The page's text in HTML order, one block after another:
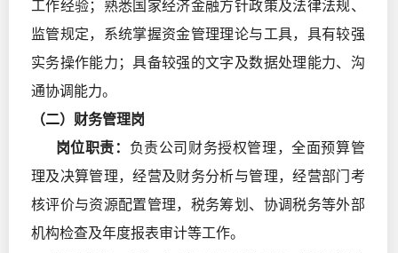
工作经验；熟悉国家经济金融方针政策及法律法规、
监管规定，系统掌握资金管理理论与工具，具有较强
实务操作能力；具备较强的文字及数据处理能力、沟
通协调能力。
（二）财务管理岗
岗位职责： 负责公司财务授权管理，全面预算管
理及决算管理，经营及财务分析与管理，经营部门考
核评价与资源配置管理，税务筹划、协调税务等外部
机构检查及年度报表审计等工作。